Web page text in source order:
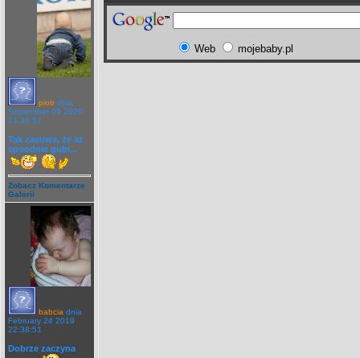
piotr dnia
September 09 2020
21:36:51
Tak zasuwa, że aż
spoodnie gubi...
Zobacz Komentarze
Galerii
babcia dnia
February 24 2019
22:38:51
Dobrze zaczyna
Web mojebaby.pl